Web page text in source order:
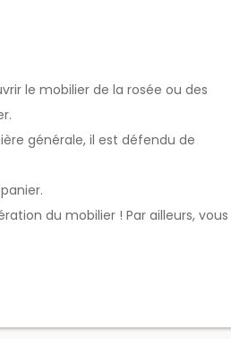
le mobilier de la rosée ou des
générale, il est défendu de
du mobilier ! Par ailleurs, vous